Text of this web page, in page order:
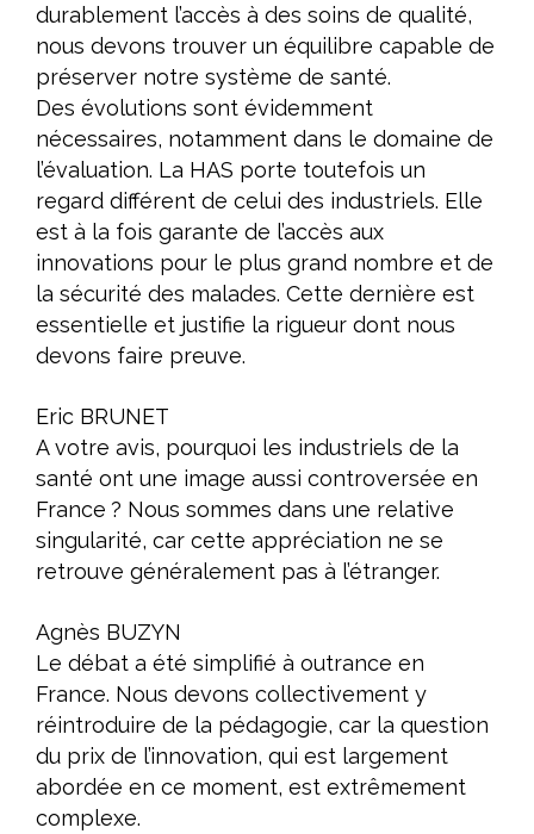
durablement l’accès à des soins de qualité,
nous devons trouver un équilibre capable de
préserver notre système de santé.
Des évolutions sont évidemment
nécessaires, notamment dans le domaine de
l’évaluation. La HAS porte toutefois un
regard différent de celui des industriels. Elle
est à la fois garante de l’accès aux
innovations pour le plus grand nombre et de
la sécurité des malades. Cette dernière est
essentielle et justifie la rigueur dont nous
devons faire preuve.
Eric BRUNET
A votre avis, pourquoi les industriels de la
santé ont une image aussi controversée en
France ? Nous sommes dans une relative
singularité, car cette appréciation ne se
retrouve généralement pas à l’étranger.
Agnès BUZYN
Le débat a été simplifié à outrance en
France. Nous devons collectivement y
réintroduire de la pédagogie, car la question
du prix de l’innovation, qui est largement
abordée en ce moment, est extrêmement
complexe.